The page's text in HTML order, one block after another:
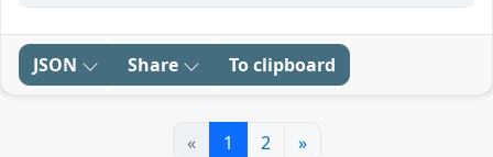
JSON Share To clipboard
« 1 2 »